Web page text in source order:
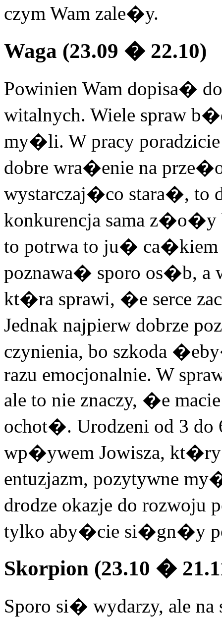
czym Wam zale�y.
Waga (23.09 � 22.10)
Powinien Wam dopisa�
witalnych. Wiele spraw
my�li. W pracy
dobre wra�enie na
wystarczaj�co stara�, to
konkurencja sama
to potrwa to ju�
poznawa� sporo os�b,
kt�ra sprawi, �e serce
Jednak najpierw dobrze
czynienia, bo szkoda
razu emocjonalnie. W
ale to nie znaczy, �e
ochot�. Urodzeni od 3
wp�ywem Jowisza, kt�ry
entuzjazm, pozytywne
drodze okazje do
tylko aby�cie si�gn�y
Skorpion (23.10 �
Sporo si� wydarzy, ale na